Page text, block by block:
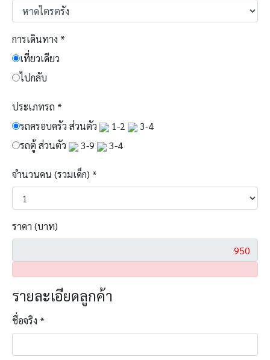
การเดินทาง *
เที่ยวเดียว
ไปกลับ
ประเภทรถ *
รถครอบครัว ส่วนตัว
1-2
3-4
รถตู้ ส่วนตัว
3-9 3-4
จำนวนคน (รวมเด็ก) *
ราคา (บาท)
รายละเอียดลูกค้า
ชื่อจริง *